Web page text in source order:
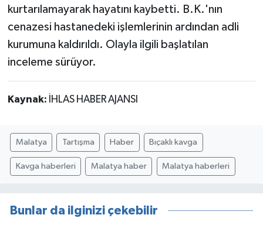
kurtarılamayarak hayatını kaybetti. B.K.'nın
cenazesi hastanedeki işlemlerinin ardından adli
kurumuna kaldırıldı. Olayla ilgili başlatılan
inceleme sürüyor.
Kaynak: İHLAS HABER AJANSI
Malatya Tartışma Haber Bıçaklı kavga
Kavga haberleri Malatya haber Malatya haberleri
Bunlar da ilginizi çekebilir